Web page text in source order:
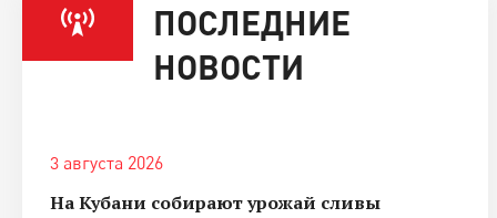
ПОСЛЕДНИЕ
НОВОСТИ
3 августа 2026
На Кубани собирают урожай сливы